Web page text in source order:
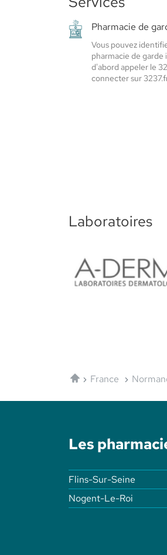
Elsie
Santé
Elsie
Santé
Pharmacie de
Vous pouvez
pharmacie de garde
d'abord appeler le
connecter sur
Laboratoires
AccueilFrance
Les
Flins-Sur-Seine
Nogent-Le-Roi